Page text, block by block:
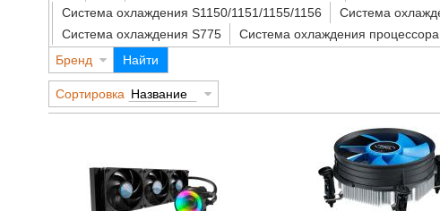
Система охлаждения S1150/1151/1155/1156
Система
Система охлаждения S775
Система охлаждения процессора
Бренд
Найти
Сортировка Название